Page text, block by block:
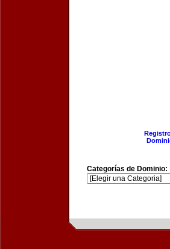
Categorías de Dominio: